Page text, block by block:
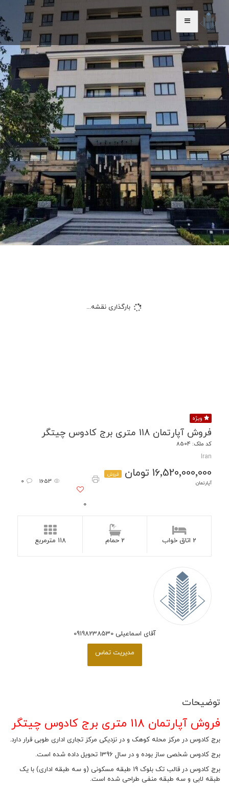
بارگذاری نقشه...
ویژه
فروش آپارتمان 118 متری برج کادوس چیتگر
کد ملک: 8504
Iran
16٬520٬000٬000 تومان
فروش
آپارتمان
1653
0
118 مترمربع
آقای اسماعیلی 09198238530
مدیریت تماس
توضیحات
فروش آپارتمان 118 متری برج کادوس چیتگر
برج کادوس در مرکز محله کوهک و در نزدیکی مرکز تجاری اداری طوبی قرار دارد.
برج کادوس شخصی ساز بوده و در سال 1396 تحویل داده شده است.
برج کادوس در قالب تک بلوک 19 طبقه مسکونی (و سه طبقه اداری) با یک
طبقه لابی و سه طبقه منفی طراحی شده است.